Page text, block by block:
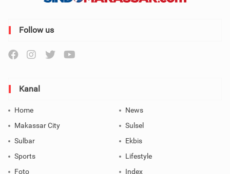
Follow us
Kanal
Home
News
Makassar City
Sulsel
Sulbar
Ekbis
Sports
Lifestyle
Foto
Index